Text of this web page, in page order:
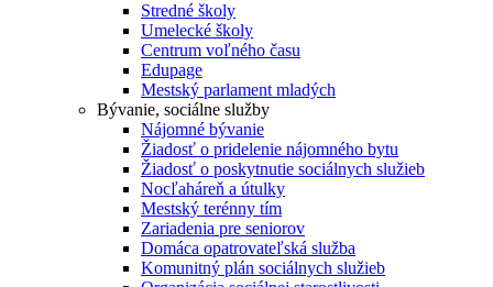
Stredné školy
Umelecké školy
Centrum voľného času
Edupage
Mestský parlament mladých
Bývanie, sociálne služby
Nájomné bývanie
Žiadosť o pridelenie nájomného bytu
Žiadosť o poskytnutie sociálnych služieb
Nocľaháreň a útulky
Mestský terénny tím
Zariadenia pre seniorov
Domáca opatrovateľská služba
Komunitný plán sociálnych služieb